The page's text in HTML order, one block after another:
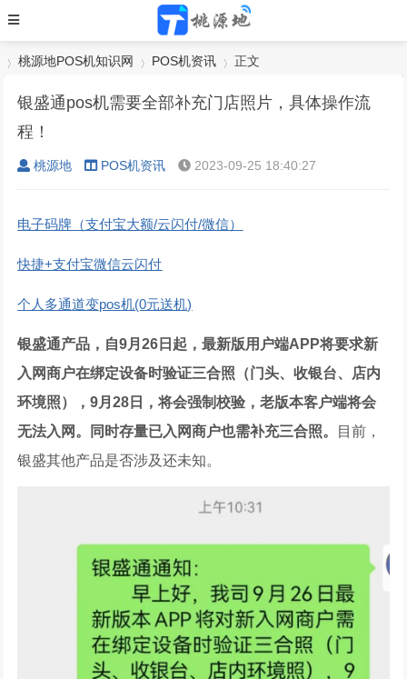
桃源地POS机知识网 POS机资讯 正文
银盛通pos机需要全部补充门店照片，具体操作流
程！
桃源地 POS机资讯 2023-09-25 18:40:27
电子码牌（支付宝大额/云闪付/微信）
快捷+支付宝微信云闪付
个人多通道变pos机(0元送机)
银盛通产品，自9月26日起，最新版用户端APP将要求新
入网商户在绑定设备时验证三合照（门头、收银台、店内
环境照），9月28日，将会强制校验，老版本客户端将会
无法入网。同时存量已入网商户也需补充三合照。
目前，
银盛其他产品是否涉及还未知。